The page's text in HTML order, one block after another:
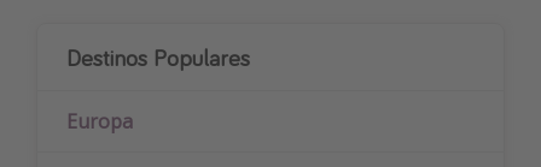
Destinos Populares
Europa